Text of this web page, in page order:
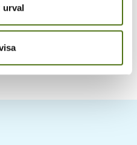
urval
kontorstid, ring
Skaraborg: 0515-88